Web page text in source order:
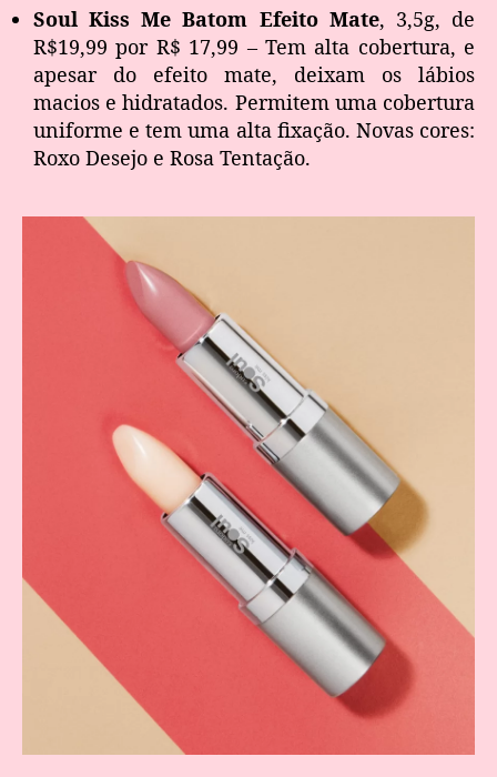
Soul Kiss Me Batom Efeito Mate, 3,5g, de
R$19,99 por R$ 17,99 – Tem alta cobertura, e
apesar do efeito mate, deixam os lábios
macios e hidratados. Permitem uma cobertura
uniforme e tem uma alta fixação. Novas cores:
Roxo Desejo e Rosa Tentação.